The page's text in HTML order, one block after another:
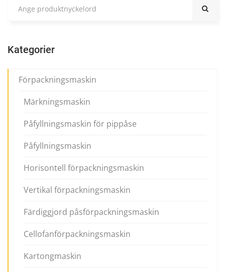
Kategorier
Förpackningsmaskin
Märkningsmaskin
Påfyllningsmaskin för pippåse
Påfyllningsmaskin
Horisontell förpackningsmaskin
Vertikal förpackningsmaskin
Färdiggjord påsförpackningsmaskin
Cellofanförpackningsmaskin
Kartongmaskin